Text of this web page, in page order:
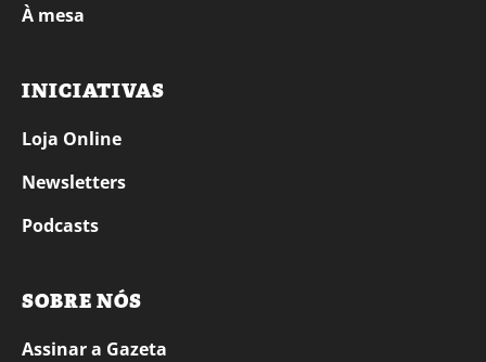
À mesa
INICIATIVAS
Loja Online
Newsletters
Podcasts
SOBRE NÓS
Assinar a Gazeta